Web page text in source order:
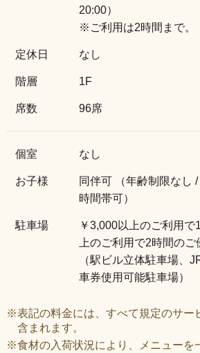
20:00）
※ご利用は2時間まで。
定休日 なし
階層 1F
席数 96席
個室 なし
お子様
同伴可 （年齢制限なし
時間帯可）
駐車場
￥3,000以上のご利用で
上のご利用で2時間のご
（駅ビル立体駐車場、
車券使用可能駐車場）
※表記の料金には、すべて規定のサー
含まれます。
※食材の入荷状況により、メニューを